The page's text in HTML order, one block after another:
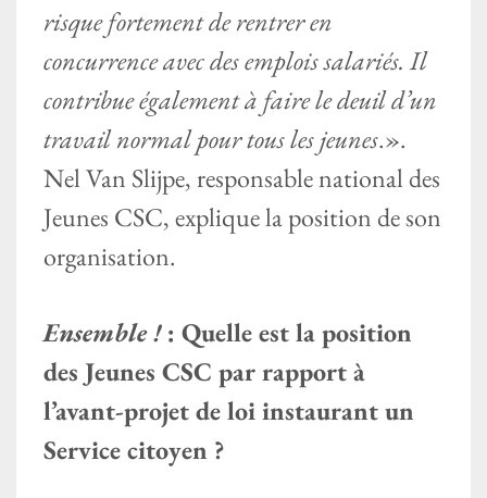
risque fortement de rentrer en
concurrence avec des emplois salariés. Il
contribue également à faire le deuil d’un
travail normal pour tous les jeunes.».
Nel Van Slijpe, responsable national des
Jeunes CSC, explique la position de son
organisation.
Ensemble !: Quelle est la position
des Jeunes CSC par rapport à
l’avant-projet de loi instaurant un
Service citoyen ?